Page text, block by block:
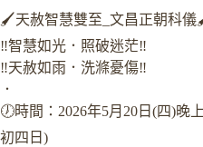
🖌️天赦智慧雙至_文昌正朝科
‼️智慧如光．照破迷茫‼️
‼️天赦如雨．洗滌憂傷‼️
．
🕖時間：2026年5月20日(四)晚
初四日)